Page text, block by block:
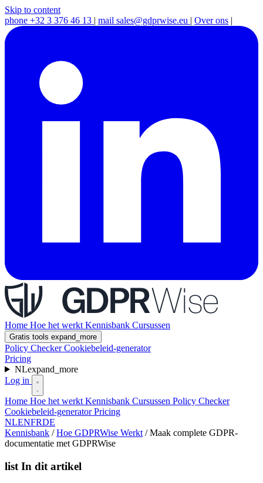
Skip to content
phone +32 3 376 46 13 | mail sales@gdprwise.eu | Over ons |
Home Hoe het werkt Kennisbank Cursussen
Gratis tools expand_more
Policy CheckerCookiebeleid-generator
Pricing
NLexpand_more
Log in
Home Hoe het werkt Kennisbank Cursussen Policy Checker
Cookiebeleid-generatorPricing
NLENFRDE
Kennisbank / Hoe GDPRWise Werkt / Maak complete GDPR-
documentatie met GDPRWise
list In dit artikel